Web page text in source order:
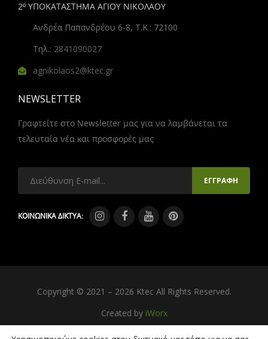
2º ΥΠΟΚΑΤΑΣΤΗΜΑ ΑΓΙΟΥ ΝΙΚΟΛΑΟΥ
Ανδρέα Παπανδρέου 6-8, Τ.Κ.: 72100
Τηλ.: 2841090027
agnikolaos2@ktec.gr
NEWSLETTER
Γραφτείτε στο Newsletter μας για να λαμβάνεται τα
τελευταία νέα και προσφορές μας
ΚΟΙΝΩΝΙΚΑ ΔΙΚΤΥΑ:
Copyright © 2021 – 2026 Ktec All Rights Reserved.
Created by iWorx